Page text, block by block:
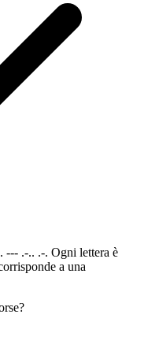
--- .-.. .-. Ogni lettera è
a una